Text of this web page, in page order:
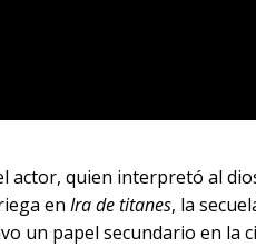
actor, quien interpretó al
en Ira de titanes, la
un papel secundario en la